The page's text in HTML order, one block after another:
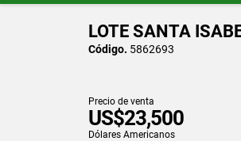
LOTE SANTA
Código. 5862693
Precio de venta
US$23,500
Dólares Americanos